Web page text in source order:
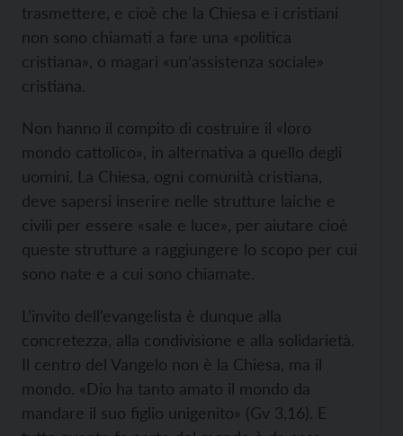
trasmettere, e cioè che la Chiesa e i cristiani
non sono chiamati a fare una «politica
cristiana», o magari «un’assistenza sociale»
cristiana.
Non hanno il compito di costruire il «loro
mondo cattolico», in alternativa a quello degli
uomini. La Chiesa, ogni comunità cristiana,
deve sapersi inserire nelle strutture laiche e
civili per essere «sale e luce», per aiutare cioè
queste strutture a raggiungere lo scopo per cui
sono nate e a cui sono chiamate.
L’invito dell’evangelista è dunque alla
concretezza, alla condivisione e alla solidarietà.
Il centro del Vangelo non è la Chiesa, ma il
mondo. «Dio ha tanto amato il mondo da
mandare il suo figlio unigenito» (Gv 3,16). E